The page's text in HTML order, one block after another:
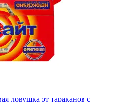
ловушка от тараканов с